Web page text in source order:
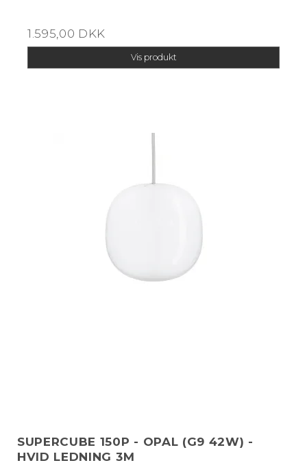
1.595,00 DKK
Vis produkt
SUPERCUBE 150P - OPAL (G9 42W) -
HVID LEDNING 3M